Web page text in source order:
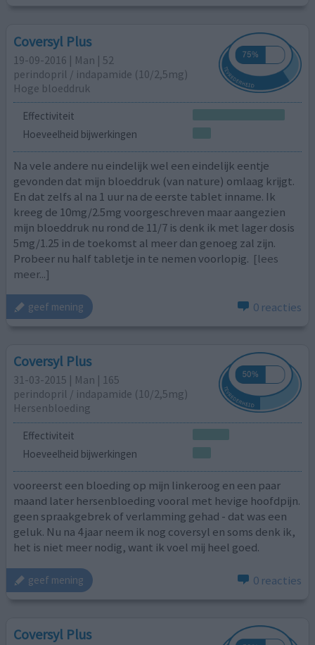
Coversyl Plus
19-09-2016 | Man | 52
perindopril / indapamide (10/2,5mg)
Hoge bloeddruk
Effectiviteit
Hoeveelheid bijwerkingen
Na vele andere nu eindelijk wel een eindelijk eentje
gevonden dat mijn bloeddruk (van nature) omlaag krijgt.
En dat zelfs al na 1 uur na de eerste tablet inname. Ik
kreeg de 10mg/2.5mg voorgeschreven maar aangezien
mijn bloeddruk nu rond de 11/7 is denk ik met lager dosis
5mg/1.25 in de toekomst al meer dan genoeg zal zijn.
Probeer nu half tabletje in te nemen voorlopig. [lees
meer...]
geef mening 0 reacties
Coversyl Plus
31-03-2015 | Man | 165
perindopril / indapamide (10/2,5mg)
Hersenbloeding
Effectiviteit
Hoeveelheid bijwerkingen
vooreerst een bloeding op mijn linkeroog en een paar
maand later hersenbloeding vooral met hevige hoofdpijn.
geen spraakgebrek of verlamming gehad - dat was een
geluk. Nu na 4 jaar neem ik nog coversyl en soms denk ik,
het is niet meer nodig, want ik voel mij heel goed.
geef mening 0 reacties
Coversyl Plus